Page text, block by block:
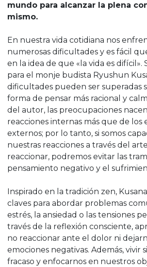
mundo para alcanzar la plena
mismo.
En nuestra vida cotidiana nos
numerosas dificultades y es fácil
en la idea de que «la vida es difícil».
para el monje budista Ryushun
dificultades pueden ser superadas
forma de pensar más racional y
del autor, las preocupaciones
reacciones internas más que de los
externos; por lo tanto, si somos
nuestras reacciones a través del
reaccionar, podremos evitar las
pensamiento negativo y el
Inspirado en la tradición zen,
claves para abordar problemas
estrés, la ansiedad o las tensiones
través de la reflexión consciente,
no reaccionar ante el dolor ni
emociones negativas. Además, vivir
fracaso y enfocarnos en nuestros